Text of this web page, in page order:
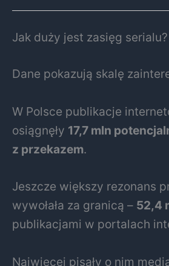
Jak duży jest zasięg serialu?
Dane pokazują skalę
W Polsce publikacje
osiągnęły 17,7 mln
z przekazem.
Jeszcze większy rezonans
wywołała za granicą – 52,4
publikacjami w portalach
Najwięcej pisały o nim